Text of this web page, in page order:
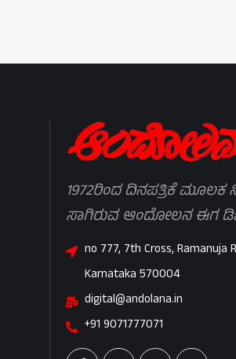
1972ರಿಂದ ದಿನಪತ್ರಿಕೆ ಮೂಲಕ
ಸಾಗಿರುವ ಆಂದೋಲನ ಈಗ
no 777, 7th Cross, Ramanuja
Karnataka 570004
digital@andolana.in
+91 9071777071